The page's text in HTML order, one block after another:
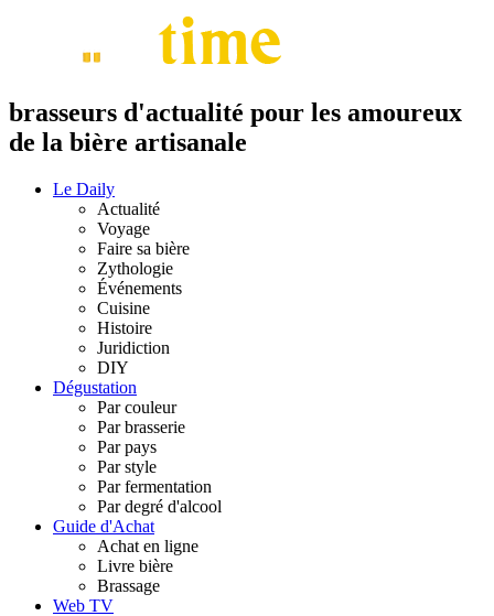
brasseurs d'actualité pour les amoureux
de la bière artisanale
Le Daily
Actualité
Voyage
Faire sa bière
Zythologie
Événements
Cuisine
Histoire
Juridiction
DIY
Dégustation
Par couleur
Par brasserie
Par pays
Par style
Par fermentation
Par degré d'alcool
Guide d'Achat
Achat en ligne
Livre bière
Brassage
Web TV